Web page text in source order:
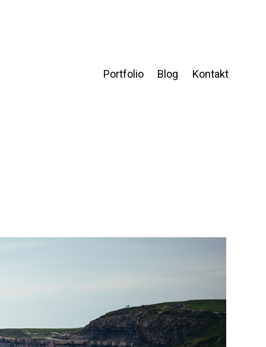
Portfolio Blog Kontakt